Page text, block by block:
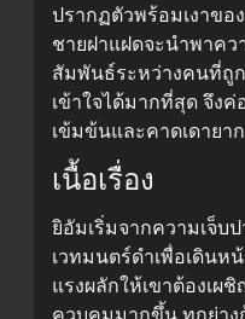
ปรากฏตัวพร้อมเงาขอ
ชายฝาแฝดจะนำพาค
สัมพันธ์ระหว่างคนที่ถู
เข้าใจได้มากที่สุด จึง
เข้มข้นและคาดเดายาก
เนื้อเรื่อง
ยิอัมเริ่มจากความเจ็บ
เวทมนตร์ดำเพื่อเดินห
แรงผลักให้เขาต้องเผ